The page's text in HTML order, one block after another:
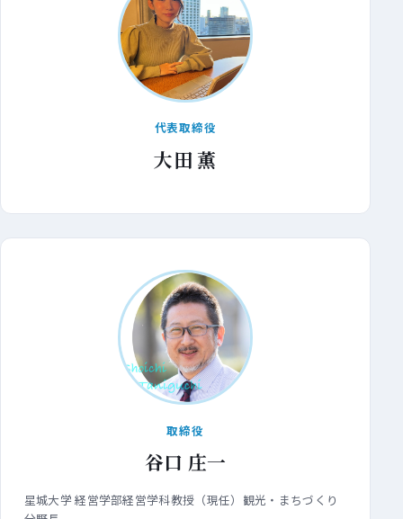
代表取締役
大田 薫
取締役
谷口 庄一
星城大学 経営学部経営学科教授（現任）観光・まちづくり